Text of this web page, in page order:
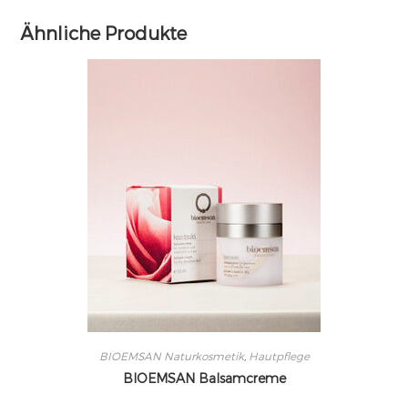
Ähnliche Produkte
BIOEMSAN Naturkosmetik, Hautpflege
BIOEMSAN Balsamcreme